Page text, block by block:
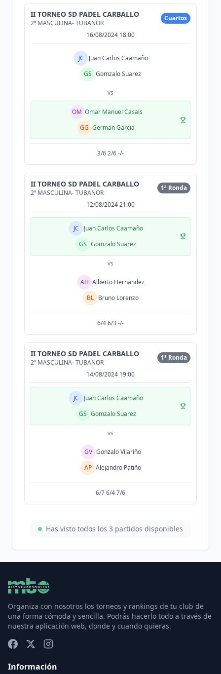
II TORNEO SD PADEL CARBALLO
2ª MASCULINA- TUBANOR
Cuartos
16/08/2024 18:00
JC
Juan Carlos Caamaño
GS Gomzalo Suarez
vs
OM Omar Manuel Casais
GG German Garcia
3/6 2/6 -/-
II TORNEO SD PADEL CARBALLO
2ª MASCULINA- TUBANOR
1ª Ronda
12/08/2024 21:00
JC
Juan Carlos Caamaño
GS Gomzalo Suarez
vs
AH Alberto Hernandez
BL Bruno Lorenzo
6/4 6/3 -/-
II TORNEO SD PADEL CARBALLO
2ª MASCULINA- TUBANOR
1ª Ronda
14/08/2024 19:00
JC
Juan Carlos Caamaño
GS Gomzalo Suarez
vs
GV Gonzalo Vilariño
AP Alejandro Patiño
6/7 6/4 7/6
Has visto todos los 3 partidos disponibles
Organiza con nosotros los torneos y rankings de tu club de
una forma cómoda y sencilla. Podrás hacerlo todo a través de
nuestra aplicación web, donde y cuando quieras.
Información